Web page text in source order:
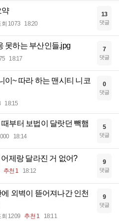
약
회 1073 18:20
13
댓글
못하는 부산인들.jpg
18:17
7
댓글
이~ 따라 하는 맨시티 니코
18:15
0
댓글
부터 보법이 달랏던 빽햄
18:14
5
댓글
어제랑 달라진 거 없어?
추천 1 18:12
9
댓글
외벽이 뜯어져나간 인천
회 1209 추천 1 18:11
9
댓글